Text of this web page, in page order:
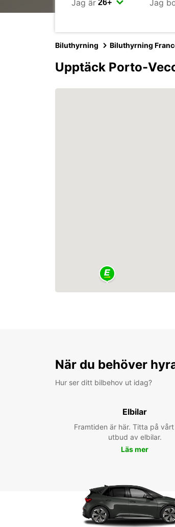
Jag är Jag
Biluthyrning Biluthyrning
Upptäck Porto-
När du behöver
Hur ser ditt bilbehov ut idag?
Elbilar
Framtiden är här. Titta på
utbud av elbilar.
Läs mer